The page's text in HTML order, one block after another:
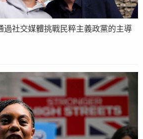
過社交媒體挑戰民粹主義政黨的主導